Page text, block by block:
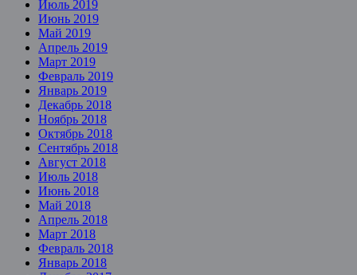
Июль 2019
Июнь 2019
Май 2019
Апрель 2019
Март 2019
Февраль 2019
Январь 2019
Декабрь 2018
Ноябрь 2018
Октябрь 2018
Сентябрь 2018
Август 2018
Июль 2018
Июнь 2018
Май 2018
Апрель 2018
Март 2018
Февраль 2018
Январь 2018